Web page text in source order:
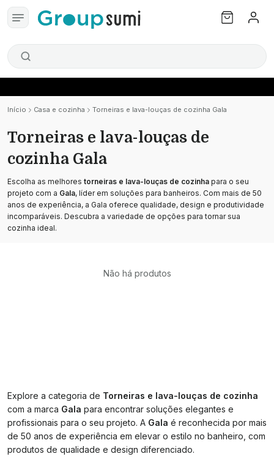
Início Casa e cozinha Torneiras e lava-louças de cozinha Gala
Torneiras e lava-louças de
cozinha Gala
Escolha as melhores torneiras e lava-louças de cozinha para o seu
projeto com a Gala, líder em soluções para banheiros. Com mais de 50
anos de experiência, a Gala oferece qualidade, design e produtividade
incomparáveis. Descubra a variedade de opções para tornar sua
cozinha ideal.
Não há produtos
Explore a categoria de Torneiras e lava-louças de cozinha
com a marca Gala para encontrar soluções elegantes e
profissionais para o seu projeto. A Gala é reconhecida por mais
de 50 anos de experiência em elevar o estilo no banheiro, com
produtos de qualidade e design diferenciado.